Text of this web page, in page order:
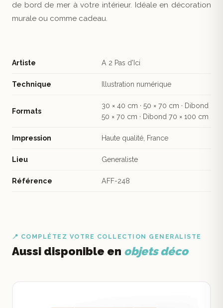
de bord de mer à votre intérieur. Idéale en décoration
murale ou comme cadeau.
Artiste A 2 Pas d'Ici
Technique Illustration numérique
Formats
30 × 40 cm · 50 × 70 cm · Dibond
50 × 70 cm · Dibond 70 × 100 cm
Impression Haute qualité, France
Lieu Generaliste
Référence AFF-248
📍 COMPLÉTEZ VOTRE COLLECTION GENERALISTE
Aussi disponible en objets déco